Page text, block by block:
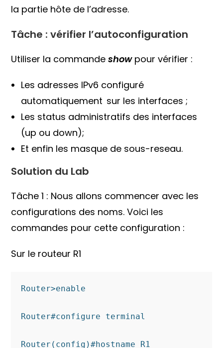
la partie hôte de l’adresse.
Tâche : vérifier l’autoconfiguration
Utiliser la commandeshowpour vérifier :
Les adresses IPv6 configuré
automatiquement sur les interfaces ;
Les status administratifs des interfaces
(up ou down);
Et enfin les masque de sous-reseau.
Solution du Lab
Tâche 1 : Nous allons commencer avec les
configurations des noms. Voici les
commandes pour cette configuration :
Sur le routeur R1
Router>enable
Router#configure terminal
Router(config)#hostname R1